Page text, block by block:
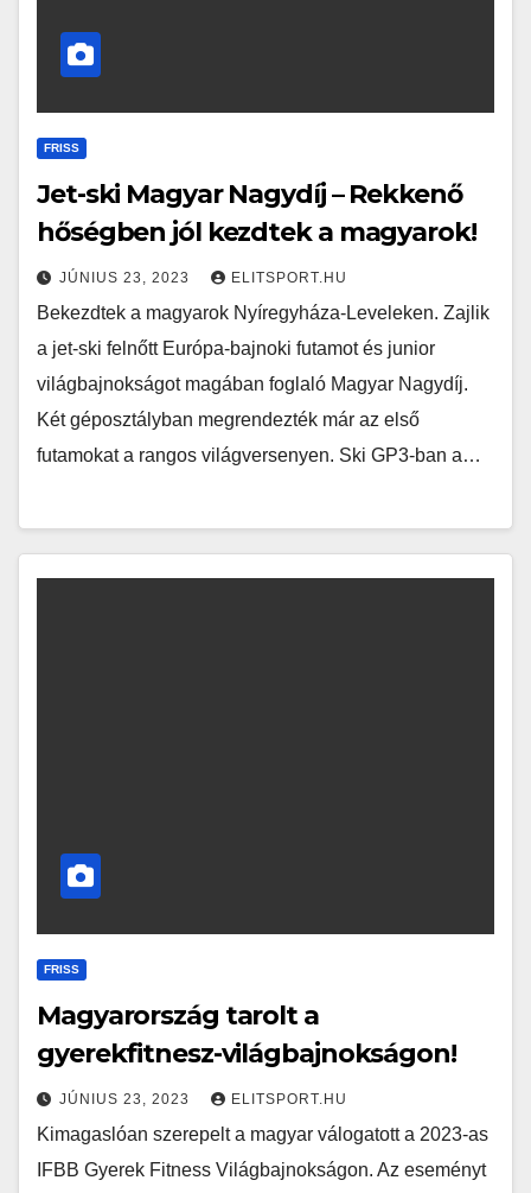
FRISS
Jet-ski Magyar Nagydíj – Rekkenő
hőségben jól kezdtek a magyarok!
JÚNIUS 23, 2023 ELITSPORT.HU
Bekezdtek a magyarok Nyíregyháza-Leveleken. Zajlik
a jet-ski felnőtt Európa-bajnoki futamot és junior
világbajnokságot magában foglaló Magyar Nagydíj.
Két géposztályban megrendezték már az első
futamokat a rangos világversenyen. Ski GP3-ban a…
FRISS
Magyarország tarolt a
gyerekfitnesz-világbajnokságon!
JÚNIUS 23, 2023 ELITSPORT.HU
Kimagaslóan szerepelt a magyar válogatott a 2023-as
IFBB Gyerek Fitness Világbajnokságon. Az eseményt